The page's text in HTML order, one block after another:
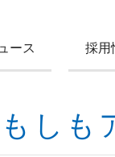
ース 採用
しも